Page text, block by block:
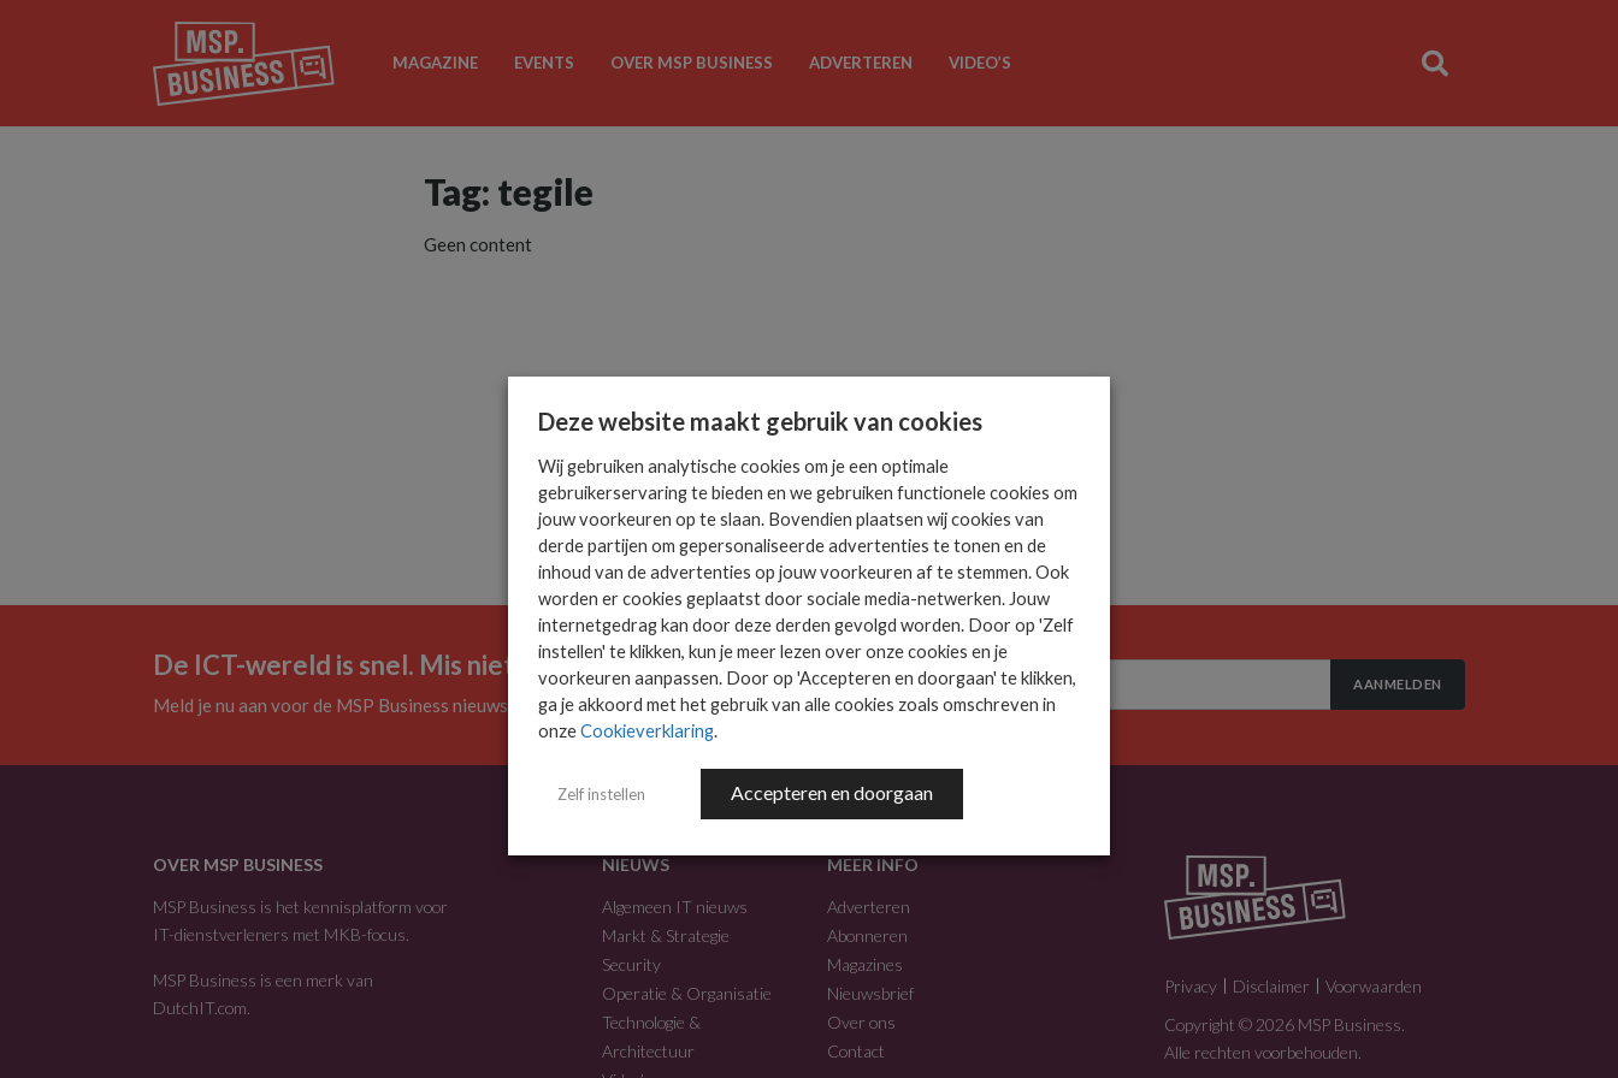
MAGAZINE EVENTS OVER MSP BUSINESS ADVERTEREN VIDEO’S
Tag: tegile
Geen content
De ICT-wereld is snel. Mis niets.
Meld je nu aan voor de MSP Business nieuwsbrief.
AANMELDEN
OVER MSP BUSINESS
MSP Business is het kennisplatform voor
IT-dienstverleners met MKB-focus.
MSP Business is een merk van
DutchIT.com
NIEUWS
Algemeen IT nieuws
Markt & Strategie
Security
Operatie & Organisatie
Technologie &
Architectuur
MEER INFO
Adverteren
Abonneren
Magazines
Nieuwsbrief
Over ons
Contact
Privacy Disclaimer
Voorwaarden
Copyright © 2026 MSP Business.
Alle rechten voorbehouden.
Deze website maakt gebruik van cookies
Wij gebruiken analytische cookies om je een optimale
gebruikerservaring te bieden en we gebruiken functionele cookies om
jouw voorkeuren op te slaan. Bovendien plaatsen wij cookies van
derde partijen om gepersonaliseerde advertenties te tonen en de
inhoud van de advertenties op jouw voorkeuren af te stemmen. Ook
worden er cookies geplaatst door sociale media-netwerken. Jouw
internetgedrag kan door deze derden gevolgd worden. Door op 'Zelf
instellen' te klikken, kun je meer lezen over onze cookies en je
voorkeuren aanpassen. Door op 'Accepteren en doorgaan' te klikken,
ga je akkoord met het gebruik van alle cookies zoals omschreven in
onzeCookieverklaring.
Zelf instellen Accepteren en doorgaan